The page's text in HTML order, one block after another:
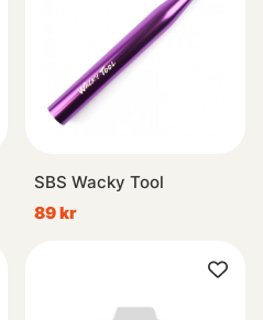
SBS Wacky Tool
89 kr